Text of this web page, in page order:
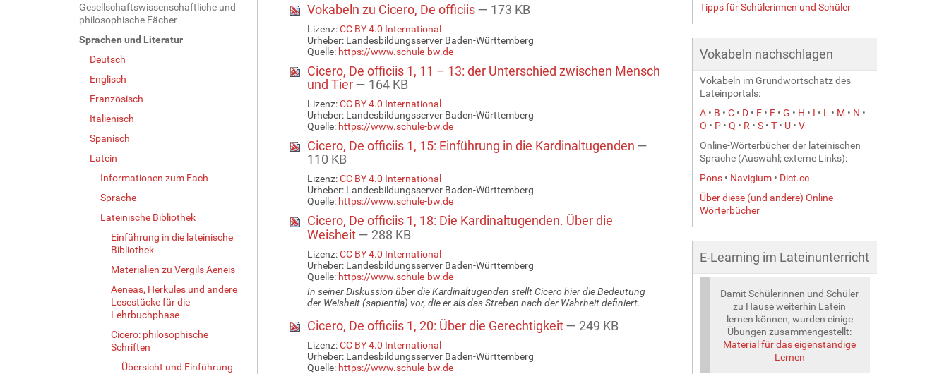
Gesellschaftswissenschaftliche und
philosophische Fächer
Sprachen und Literatur
Deutsch
Englisch
Französisch
Italienisch
Spanisch
Latein
Informationen zum Fach
Sprache
Lateinische Bibliothek
Einführung in die lateinische
Bibliothek
Materialien zu Vergils Aeneis
Aeneas, Herkules und andere
Lesestücke für die
Lehrbuchphase
Cicero: philosophische
Schriften
Übersicht und Einführung
Vokabeln zu Cicero, De officiis— 173 KB
Lizenz:CC BY 4.0 International
Urheber: Landesbildungsserver Baden-Württemberg
Quelle: https://www.schule-bw.de
Cicero, De officiis 1, 11 – 13: der Unterschied zwischen Mensch
und Tier— 164 KB
Lizenz:CC BY 4.0 International
Urheber: Landesbildungsserver Baden-Württemberg
Quelle: https://www.schule-bw.de
Cicero, De officiis 1, 15: Einführung in die Kardinaltugenden —
110 KB
Lizenz:CC BY 4.0 International
Urheber: Landesbildungsserver Baden-Württemberg
Quelle: https://www.schule-bw.de
Cicero, De officiis 1, 18: Die Kardinaltugenden. Über die
Weisheit— 288 KB
Lizenz:CC BY 4.0 International
Urheber: Landesbildungsserver Baden-Württemberg
Quelle: https://www.schule-bw.de
In seiner Diskussion über die Kardinaltugenden stellt Cicero hier die Bedeutung
der Weisheit (sapientia) vor, die er als das Streben nach der Wahrheit definiert.
Cicero, De officiis 1, 20: Über die Gerechtigkeit— 249 KB
Lizenz:CC BY 4.0 International
Urheber: Landesbildungsserver Baden-Württemberg
Quelle: https://www.schule-bw.de
Tipps für Schülerinnen und Schüler
Vokabeln nachschlagen
Vokabeln im Grundwortschatz des
Lateinportals:
A• B • C• D• E• F• G • H • I • L • M • N •
O • P• Q • R • S• T• U• V
Online-Wörterbücher der lateinischen
Sprache (Auswahl; externe Links):
Pons• Navigium• Dict.cc
Über diese (und andere) Online-
Wörterbücher
E-Learning im Lateinunterricht
Damit Schülerinnen und Schüler
zu Hause weiterhin Latein
lernen können, wurden einige
Übungen zusammengestellt:
Material für das eigenständige
Lernen